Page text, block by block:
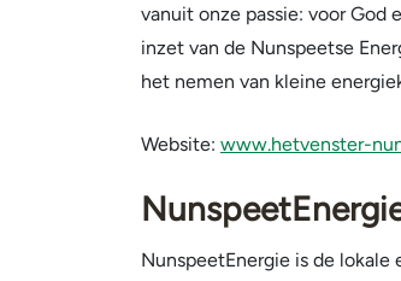
vanuit onze passie: voor God
inzet van de Nunspeetse
het nemen van kleine
Website: www.hetvenster-
NunspeetEnergie is de